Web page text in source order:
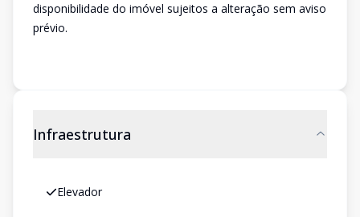
disponibilidade do imóvel sujeitos a alteração sem aviso
prévio.
Infraestrutura
Elevador